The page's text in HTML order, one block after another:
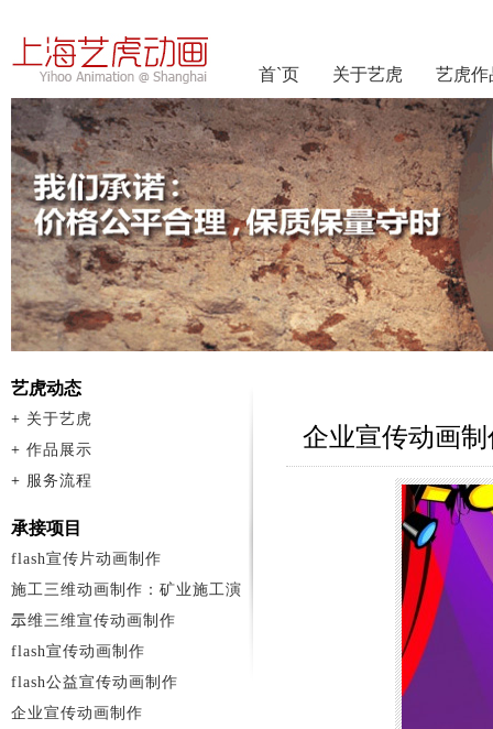
首`页 关于艺虎 艺虎作
企业宣传动画制
艺虎动态
+ 关于艺虎
+ 作品展示
+ 服务流程
承接项目
flash宣传片动画制作
施工三维动画制作：矿业施工演
示
二维三维宣传动画制作
flash宣传动画制作
flash公益宣传动画制作
企业宣传动画制作